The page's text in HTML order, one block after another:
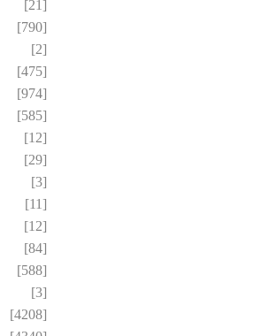
[21]
[790]
[2]
[475]
[974]
[585]
[12]
[29]
[3]
[11]
[12]
[84]
[588]
[3]
[4208]